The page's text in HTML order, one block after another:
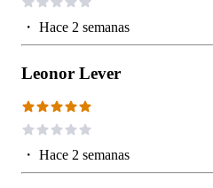
・ Hace 2 semanas
Leonor Lever
・ Hace 2 semanas